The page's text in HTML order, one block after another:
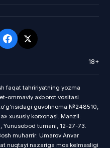
18+
faqat tahririyatning yozma
ommaviy axborot vositasi
guvohnoma №248510,
xususiy korxonasi. Manzil:
Yunusobod tumani, 12-27-73.
muharrir: Umarov Anvar
nuqtayi nazariga mos kelmasligi